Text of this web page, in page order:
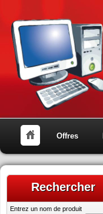
Offres
Rechercher
Entrez un nom de produit